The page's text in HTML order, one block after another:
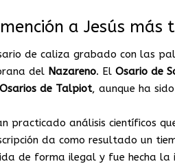
a Jesús más
de caliza grabado con las
del Nazareno. El Osario de
Osarios de Talpiot, aunque ha
practicado análisis científicos
da como resultado un
de forma ilegal y fue hecha la